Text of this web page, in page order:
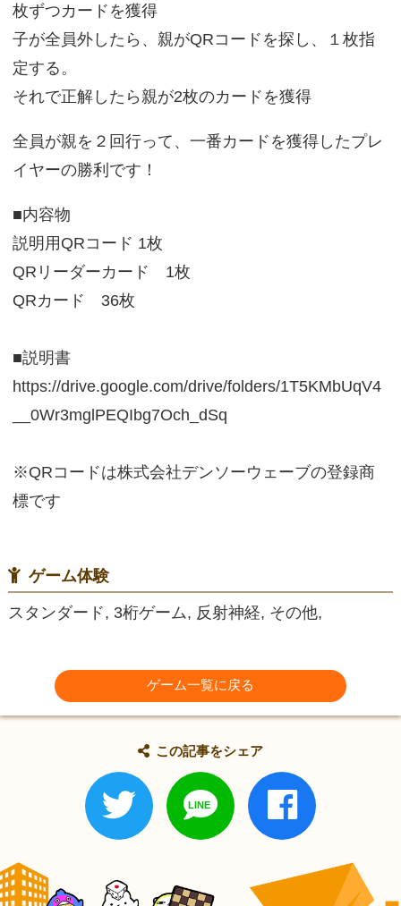
枚ずつカードを獲得
子が全員外したら、親がQRコードを探し、１枚指
定する。
それで正解したら親が2枚のカードを獲得
全員が親を２回行って、一番カードを獲得したプレ
イヤーの勝利です！
■内容物
説明用QRコード 1枚
QRリーダーカード 1枚
QRカード 36枚
■説明書
https://drive.google.com/drive/folders/1T5KMbUqV4
__0Wr3mglPEQIbg7Och_dSq
※QRコードは株式会社デンソーウェーブの登録商
標です
ゲーム体験
スタンダード, 3桁ゲーム, 反射神経, その他,
ゲーム一覧に戻る
この記事をシェア